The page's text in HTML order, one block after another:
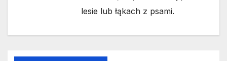
lesie lub łąkach z psami.